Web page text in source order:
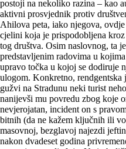
postoji na nekoliko razina – kao
aktivni prosvjednik protiv
Ahilova peta, iako njegova,
cjelini koja je prispodobljena
tog društva. Osim naslovnog, ta
predstavljenim radovima u
upravo točka u kojoj se dodiruje
ulogom. Konkretno, rendgentska
gužvi na Stradunu neki turist
nanijevši mu povredu zbog koje
nevjerojatan, incident on s
bitnih (da ne kažem ključnih ili
masovnoj, bezglavoj najezdi
nakon dvadeset godina